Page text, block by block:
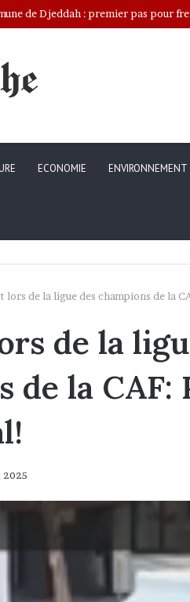
installé
ECONOMIE ENVIRONNEMENT
lors de la ligue des champions de la
de la
de la CAF:
2025